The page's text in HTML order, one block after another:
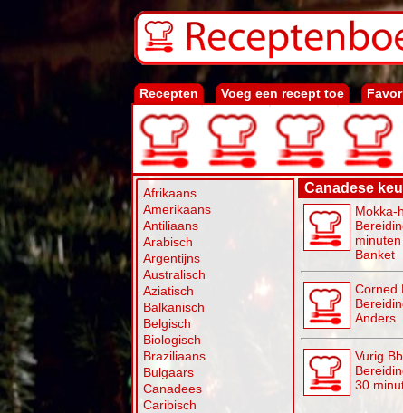
Recepten Voeg een recept toe
Afrikaans
Amerikaans
Antiliaans
Arabisch
Argentijns
Australisch
Aziatisch
Balkanisch
Belgisch
Biologisch
Braziliaans
Bulgaars
Canadees
Caribisch
Canadese
Mokka-
minuten
Banket
Corned
Anders
Vurig
30